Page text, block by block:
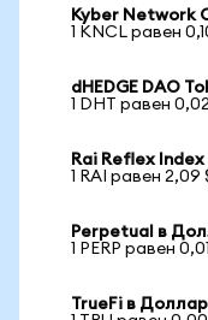
Kyber Network
1 KNCL равен
dHEDGE DAO
1 DHT равен
Rai Reflex
1 RAI равен 2,09
Perpetual в
1 PERP равен
TrueFi в